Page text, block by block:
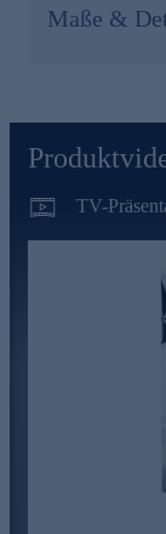
Definition.
Maße &
TV-